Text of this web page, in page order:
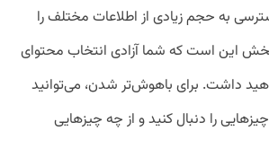
به حجم زیادی از اطلاعات مختلف را
این است که شما آزادی انتخاب محتوای
داشت. برای باهوش‌تر شدن، می‌توانید
را دنبال کنید و از چه چیزهایی